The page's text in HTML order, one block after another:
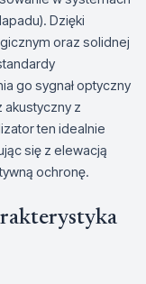
Dzięki
oraz solidnej
go sygnał optyczny
z
ten idealnie
się z elewacją
ochronę.